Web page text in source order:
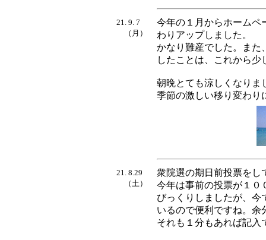
21. 9. 7
（月）
今年の１月からホームペ
わりアップしました。
かなり難産でした。また
したことは、これから
朝晩とても涼しくなりま
季節の激しい移り変わ
21. 8.29
（土）
衆院選の期日前投票をし
今年は事前の投票が１０
びっくりしましたが、今
いるので便利ですね。余
それも１分もあれば記入